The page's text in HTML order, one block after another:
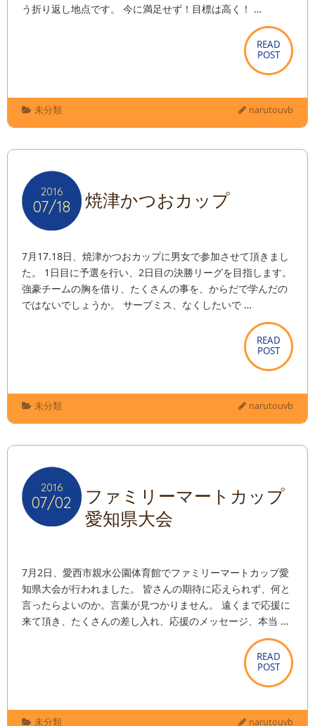
う折り返し地点です。 今に満足せず！目標は高く！ …
READ
POST
READ
POST
未分類 narutouvb
2016
07/18
2016
07/18 焼津かつおカップ
7月17.18日、焼津かつおカップに男女で参加させて頂きまし
た。 1日目に予選を行い、2日目の決勝リーグを目指します。
強豪チームの胸を借り、たくさんの事を、からだで学んだの
ではないでしょうか。 サーブミス、なくしたいで …
READ
POST
READ
POST
未分類 narutouvb
2016
07/02
2016
07/02
ファミリーマートカップ
愛知県大会
7月2日、愛西市親水公園体育館でファミリーマートカップ愛
知県大会が行われました。 皆さんの期待に応えられず、何と
言ったらよいのか。言葉が見つかりません。 遠くまで応援に
来て頂き、たくさんの差し入れ、応援のメッセージ、本当 …
READ
POST
READ
POST
未分類 narutouvb